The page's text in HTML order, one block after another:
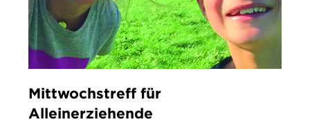
Mittwochstreff für
Alleinerziehende